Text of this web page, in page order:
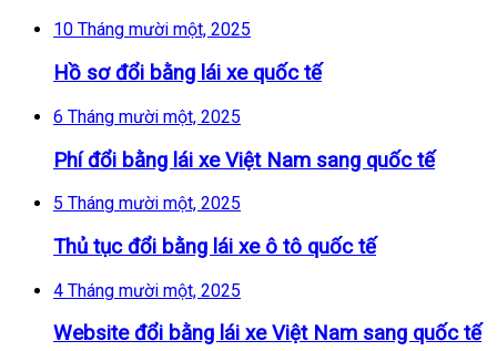
10 Tháng mười một, 2025
Hồ sơ đổi bằng lái xe quốc tế
6 Tháng mười một, 2025
Phí đổi bằng lái xe Việt Nam sang quốc tế
5 Tháng mười một, 2025
Thủ tục đổi bằng lái xe ô tô quốc tế
4 Tháng mười một, 2025
Website đổi bằng lái xe Việt Nam sang quốc tế